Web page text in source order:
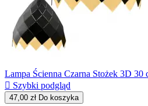
Lampa Ścienna Czarna Stożek 3D 30
 Szybki podgląd
47,00 zł Do koszyka